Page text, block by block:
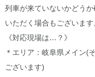
列車が来ていないかどう
いただく場合もございます
《対応現場は…？》
＊エリア：岐阜県メイン(
ございます)